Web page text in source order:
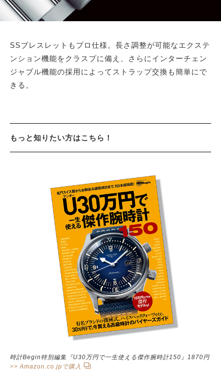
SSブレスレットもプロ仕様。長さ調整が可能なエクステ
ンション機能をクラスプに備え、さらにインターチェン
ジャブル機能の採用によってストラップ交換も簡単にで
きる。
もっと知りたい方はこちら！
時計Begin特別編集『U30万円で一生使える傑作腕時計150』1870円
>> Amazon.co.jpで購入